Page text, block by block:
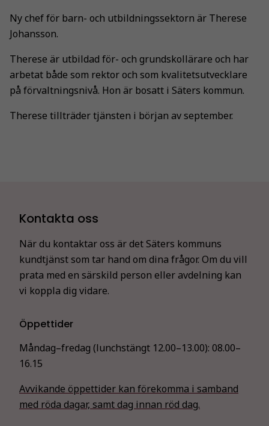
Ny chef för barn- och utbildningssektorn är Therese
Johansson.
Therese är utbildad för- och grundskollärare och har
arbetat både som rektor och som kvalitetsutvecklare
på förvaltningsnivå. Hon är bosatt i Säters kommun.
Therese tillträder tjänsten i början av september.
Kontakta oss
När du kontaktar oss är det Säters kommuns
kundtjänst som tar hand om dina frågor. Om du vill
prata med en särskild person eller avdelning kan
vi koppla dig vidare.
Öppettider
Måndag–fredag (lunchstängt 12.00–13.00): 08.00–
16.15
Avvikande öppettider kan förekomma i samband
med röda dagar, samt dag innan röd dag.